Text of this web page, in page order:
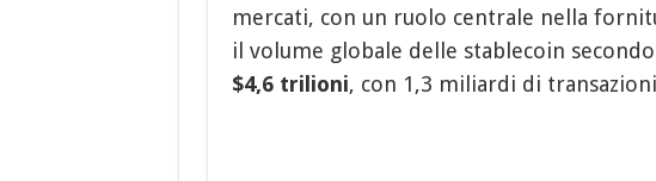
mercati, con un ruolo centrale nella
il volume globale delle stablecoin
$4,6 trilioni, con 1,3 miliardi di